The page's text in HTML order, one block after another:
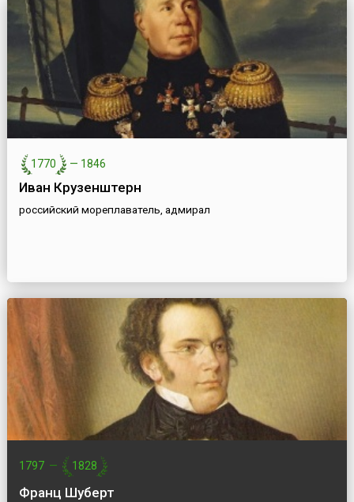
1770 — 1846
Иван Крузенштерн
российский мореплаватель, адмирал
1797 — 1828
Франц Шуберт